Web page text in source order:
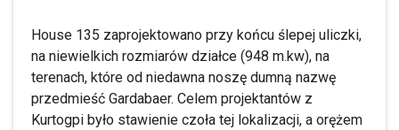
House 135 zaprojektowano przy końcu ślepej uliczki,
na niewielkich rozmiarów działce (948 m.kw), na
terenach, które od niedawna noszę dumną nazwę
przedmieść Gardabaer. Celem projektantów z
Kurtogpi było stawienie czoła tej lokalizacji, a orężem